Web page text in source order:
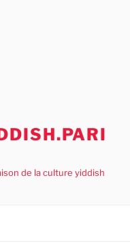
de la culture yiddish